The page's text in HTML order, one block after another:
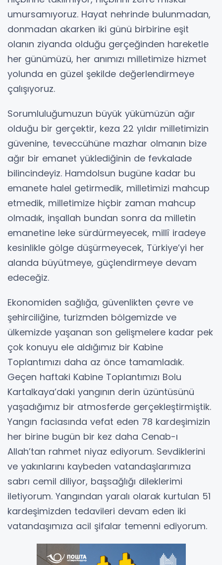
umursamıyoruz. Hayat nehrinde bulunmadan,
donmadan akarken iki günü birbirine eşit
olanın ziyanda olduğu gerçeğinden hareketle
her günümüzü, her anımızı milletimize hizmet
yolunda en güzel şekilde değerlendirmeye
çalışıyoruz.
Sorumluluğumuzun büyük yükümüzün ağır
olduğu bir gerçektir, keza 22 yıldır milletimizin
güvenine, teveccühüne mazhar olmanın bize
ağır bir emanet yüklediğinin de fevkalade
bilincindeyiz. Hamdolsun bugüne kadar bu
emanete halel getirmedik, milletimizi mahcup
etmedik, milletimize hiçbir zaman mahcup
olmadık, inşallah bundan sonra da milletin
emanetine leke sürdürmeyecek, millî iradeye
kesinlikle gölge düşürmeyecek, Türkiye’yi her
alanda büyütmeye, güçlendirmeye devam
edeceğiz.
Ekonomiden sağlığa, güvenlikten çevre ve
şehirciliğine, turizmden bölgemizde ve
ülkemizde yaşanan son gelişmelere kadar pek
çok konuyu ele aldığımız bir Kabine
Toplantımızı daha az önce tamamladık.
Geçen haftaki Kabine Toplantımızı Bolu
Kartalkaya’daki yangının derin üzüntüsünü
yaşadığımız bir atmosferde gerçekleştirmiştik.
Yangın faciasında vefat eden 78 kardeşimizin
her birine bugün bir kez daha Cenab-ı
Allah’tan rahmet niyaz ediyorum. Sevdiklerini
ve yakınlarını kaybeden vatandaşlarımıza
sabrı cemil diliyor, başsağlığı dileklerimi
iletiyorum. Yangından yaralı olarak kurtulan 51
kardeşimizden tedavileri devam eden iki
vatandaşımıza acil şifalar temenni ediyorum.